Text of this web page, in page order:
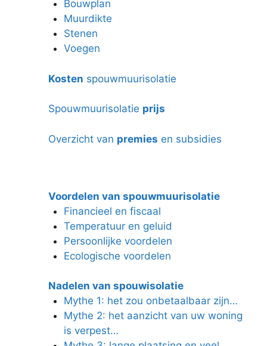
Bouwplan
Muurdikte
Stenen
Voegen
Kosten spouwmuurisolatie
Spouwmuurisolatie prijs
Overzicht van premies en subsidies
Voordelen van spouwmuurisolatie
Financieel en fiscaal
Temperatuur en geluid
Persoonlijke voordelen
Ecologische voordelen
Nadelen van spouwisolatie
Mythe 1: het zou onbetaalbaar zijn…
Mythe 2: het aanzicht van uw woning
is verpest…